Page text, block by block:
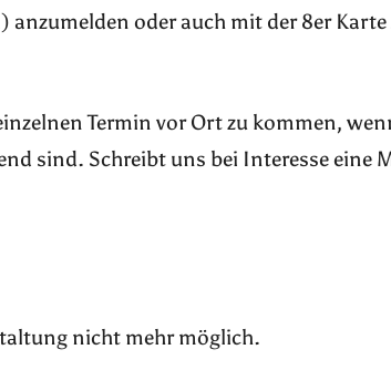
oder auch mit der 8er
Termin vor Ort zu kommen,
sind. Schreibt uns bei Interesse eine
nicht mehr möglich.